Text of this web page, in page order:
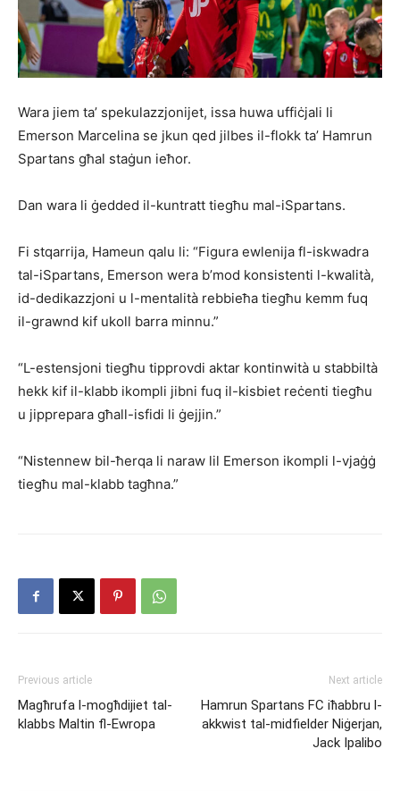
Wara jiem ta’ spekulazzjonijet, issa huwa uffiċjali li
Emerson Marcelina se jkun qed jilbes il-flokk ta’ Hamrun
Spartans għal staġun ieħor.
Dan wara li ġedded il-kuntratt tiegħu mal-iSpartans.
Fi stqarrija, Hameun qalu li: “Figura ewlenija fl-iskwadra
tal-iSpartans, Emerson wera b’mod konsistenti l-kwalità,
id-dedikazzjoni u l-mentalità rebbieħa tiegħu kemm fuq
il-grawnd kif ukoll barra minnu.”
“L-estensjoni tiegħu tipprovdi aktar kontinwità u stabbiltà
hekk kif il-klabb ikompli jibni fuq il-kisbiet reċenti tiegħu
u jipprepara għall-isfidi li ġejjin.”
“Nistennew bil-ħerqa li naraw lil Emerson ikompli l-vjaġġ
tiegħu mal-klabb tagħna.”
Previous article
Magħrufa l-mogħdijiet tal-
klabbs Maltin fl-Ewropa
Next article
Hamrun Spartans FC iħabbru l-
akkwist tal-midfielder Niġerjan,
Jack Ipalibo